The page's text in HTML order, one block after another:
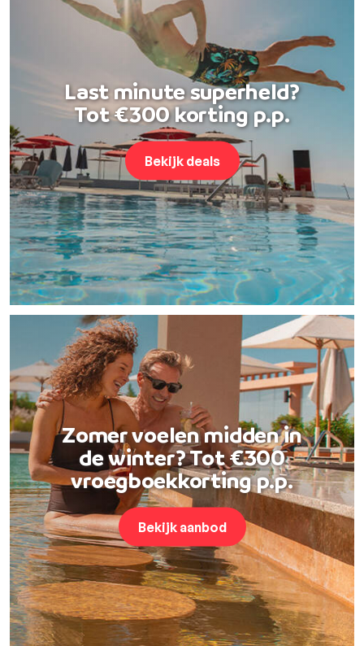
Last minute superheld?
Tot €300 korting p.p.
Bekijk deals
Zomer voelen midden in
de winter? Tot €300
vroegboekkorting p.p.
Bekijk aanbod